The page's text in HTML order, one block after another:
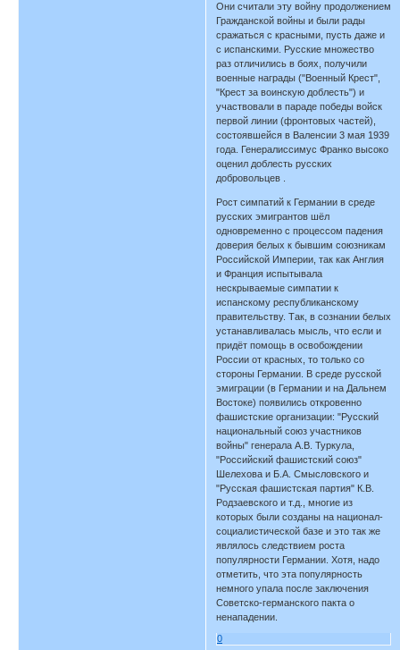
Они считали эту войну продолжением
Гражданской войны и были рады
сражаться с красными, пусть даже и
с испанскими. Русские множество
раз отличились в боях, получили
военные награды ("Военный Крест",
"Крест за воинскую доблесть") и
участвовали в параде победы войск
первой линии (фронтовых частей),
состоявшейся в Валенсии 3 мая 1939
года. Генералиссимус Франко высоко
оценил доблесть русских
добровольцев .
Рост симпатий к Германии в среде
русских эмигрантов шёл
одновременно с процессом падения
доверия белых к бывшим союзникам
Российской Империи, так как Англия
и Франция испытывала
нескрываемые симпатии к
испанскому республиканскому
правительству. Так, в сознании белых
устанавливалась мысль, что если и
придёт помощь в освобождении
России от красных, то только со
стороны Германии. В среде русской
эмиграции (в Германии и на Дальнем
Востоке) появились откровенно
фашистские организации: "Русский
национальный союз участников
войны" генерала А.В. Туркула,
"Российский фашистский союз"
Шелехова и Б.А. Смысловского и
"Русская фашистская партия" К.В.
Родзаевского и т.д., многие из
которых были созданы на национал-
социалистической базе и это так же
являлось следствием роста
популярности Германии. Хотя, надо
отметить, что эта популярность
немного упала после заключения
Советско-германского пакта о
ненападении.
0